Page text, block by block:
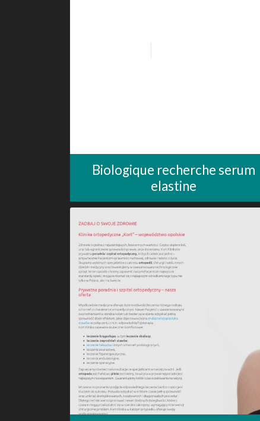
Biologique recherche serum
elastine